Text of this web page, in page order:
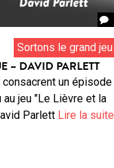
Sortons le grand jeu
– DAVID PARLETT
un épisode
jeu "Le Lièvre et la
Parlett Lire la suite